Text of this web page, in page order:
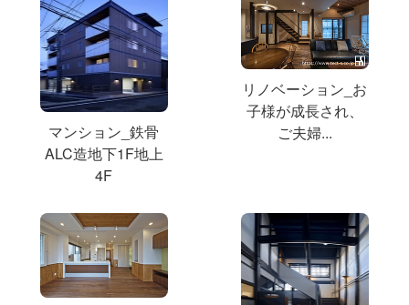
マンション_鉄骨
ALC造地下1F地上
4F
リノベーション_お
子様が成長され、
ご夫婦...